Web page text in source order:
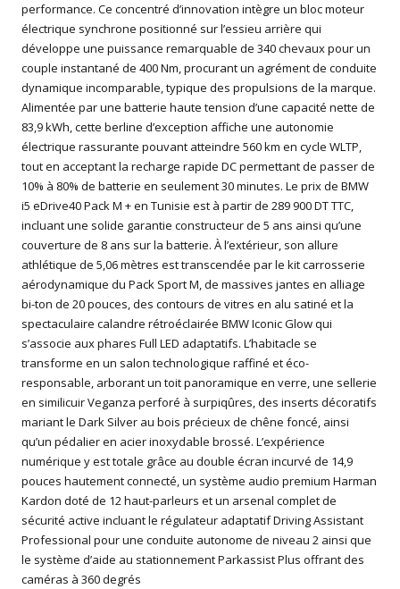
performance. Ce concentré d’innovation intègre un bloc moteur
électrique synchrone positionné sur l’essieu arrière qui
développe une puissance remarquable de 340 chevaux pour un
couple instantané de 400 Nm, procurant un agrément de conduite
dynamique incomparable, typique des propulsions de la marque.
Alimentée par une batterie haute tension d’une capacité nette de
83,9 kWh, cette berline d’exception affiche une autonomie
électrique rassurante pouvant atteindre 560 km en cycle WLTP,
tout en acceptant la recharge rapide DC permettant de passer de
10% à 80% de batterie en seulement 30 minutes. Le prix de BMW
i5 eDrive40 Pack M + en Tunisie est à partir de 289 900 DT TTC,
incluant une solide garantie constructeur de 5 ans ainsi qu’une
couverture de 8 ans sur la batterie. À l’extérieur, son allure
athlétique de 5,06 mètres est transcendée par le kit carrosserie
aérodynamique du Pack Sport M, de massives jantes en alliage
bi-ton de 20 pouces, des contours de vitres en alu satiné et la
spectaculaire calandre rétroéclairée BMW Iconic Glow qui
s’associe aux phares Full LED adaptatifs. L’habitacle se
transforme en un salon technologique raffiné et éco-
responsable, arborant un toit panoramique en verre, une sellerie
en similicuir Veganza perforé à surpiqûres, des inserts décoratifs
mariant le Dark Silver au bois précieux de chêne foncé, ainsi
qu’un pédalier en acier inoxydable brossé. L’expérience
numérique y est totale grâce au double écran incurvé de 14,9
pouces hautement connecté, un système audio premium Harman
Kardon doté de 12 haut-parleurs et un arsenal complet de
sécurité active incluant le régulateur adaptatif Driving Assistant
Professional pour une conduite autonome de niveau 2 ainsi que
le système d’aide au stationnement Parkassist Plus offrant des
caméras à 360 degrés